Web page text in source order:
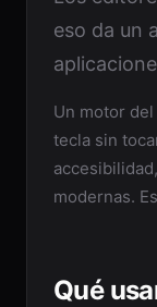
eso da un
Un motor
tecla sin
modernas.
Qué